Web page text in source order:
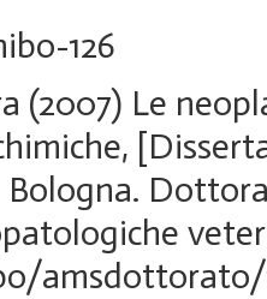
126
(2007) Le
amsdottorato/